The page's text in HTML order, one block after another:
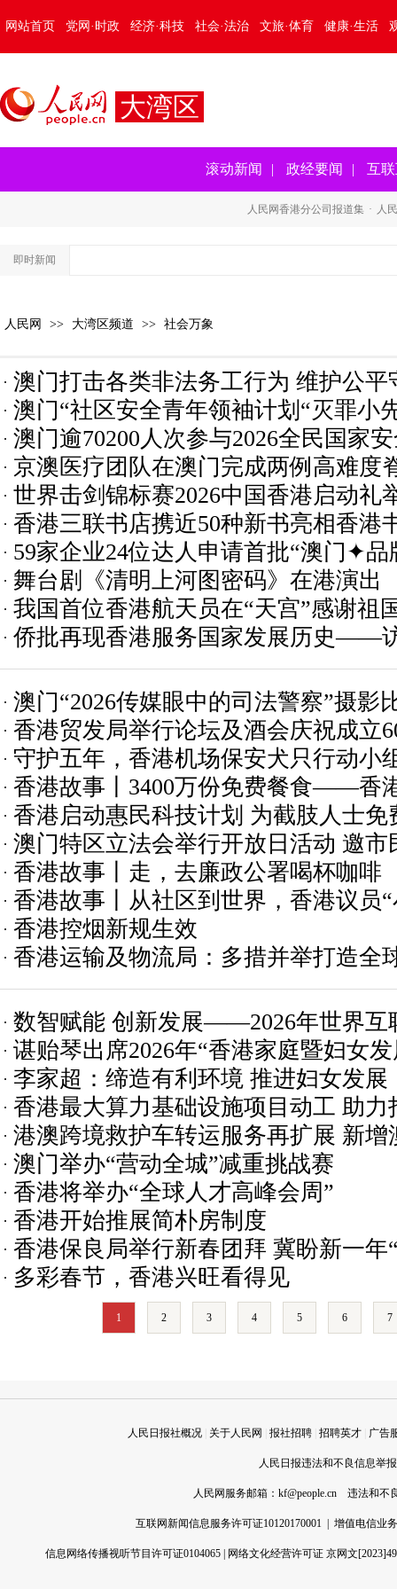
网站首页 党网·时政 经济·科技 社会·法治 文旅·体育 健康·生活
大湾区
滚动新闻 | 政经要闻 | 互
人民网香港分公司报道集 · 人
即时新闻
人民网 >> 大湾区频道 >> 社会万象
澳门打击各类非法务工行为 维护公平
澳门“社区安全青年领袖计划“灭罪小
推进
澳门逾70200人次参与2026全民国家
京澳医疗团队在澳门完成两例高难度
世界击剑锦标赛2026中国香港启动礼
香港三联书店携近50种新书亮相香港
59家企业24位达人申请首批“澳门✦品
舞台剧《清明上河图密码》在港演出
我国首位香港航天员在“天宫”感谢祖
侨批再现香港服务国家发展历史——
裁孙建东
澳门“2026传媒眼中的司法警察”摄影
香港贸发局举行论坛及酒会庆祝成立
守护五年，香港机场保安犬只行动小
香港故事丨3400万份免费餐食——香
困15载
香港启动惠民科技计划 为截肢人士免
澳门特区立法会举行开放日活动 邀市
治澳门
香港故事丨走，去廉政公署喝杯咖啡
香港故事丨从社区到世界，香港议员
香港控烟新规生效
香港运输及物流局：多措并举打造全
数智赋能 创新发展——2026年世界互
在香港开幕
谌贻琴出席2026年“香港家庭暨妇女
并致辞
李家超：缔造有利环境 推进妇女发展
香港最大算力基础设施项目动工 助
港澳跨境救护车转运服务再扩展 新
病人回澳就医
澳门举办“营动全城”减重挑战赛
香港将举办“全球人才高峰会周”
香港开始推展简朴房制度
香港保良局举行新春团拜 冀盼新一年
多彩春节，香港兴旺看得见
1 2 3 4 5 6 7
人民日报社概况 关于人民网 报社招聘 招聘英才 广告
人民日报违法和不良信息举
人民网服务邮箱： kf@people.cn 违法和不
互联网新闻信息服务许可证10120170001 增值电信业
信息网络传播视听节目许可证0104065 网络文化经营许可证 京网文